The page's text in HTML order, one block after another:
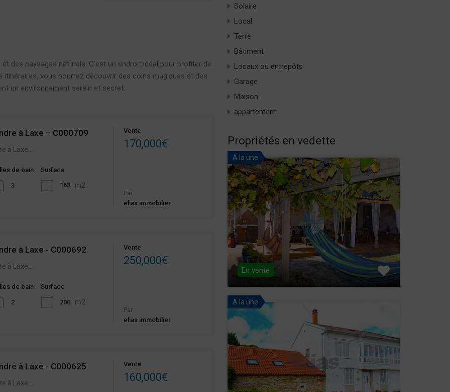
des paysages naturels. C'est un endroit idéal pour profiter de
itinéraires, vous pourrez découvrir des coins magiques et des
un environnement serein et secret.
à Laxe – C000709
à Laxe.…
de bain
3
Surface
163 m2
Vente
170,000€
Par
elias immobilier
à Laxe - C000692
à Laxe.…
de bain
2
Surface
200 m2
Vente
250,000€
Par
elias immobilier
à Laxe - C000625
à Laxe.…
Vente
160,000€
Solaire
Local
Terre
Bâtiment
Locaux ou entrepôts
Garage
Maison
appartement
Propriétés en vedette
A la une
En vente
A la une